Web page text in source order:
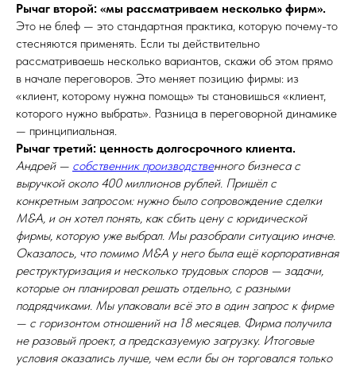
Рычаг второй: «мы рассматриваем несколько фирм».
Это не блеф — это стандартная практика, которую почему-то
стесняются применять. Если ты действительно
рассматриваешь несколько вариантов, скажи об этом прямо
в начале переговоров. Это меняет позицию фирмы: из
«клиент, которому нужна помощь» ты становишься «клиент,
которого нужно выбрать». Разница в переговорной динамике
— принципиальная.
Рычаг третий: ценность долгосрочного клиента.
Андрей — собственник производственного бизнеса с
выручкой около 400 миллионов рублей. Пришёл с
конкретным запросом: нужно было сопровождение сделки
M&A, и он хотел понять, как сбить цену с юридической
фирмы, которую уже выбрал. Мы разобрали ситуацию иначе.
Оказалось, что помимо M&A у него была ещё корпоративная
реструктуризация и несколько трудовых споров — задачи,
которые он планировал решать отдельно, с разными
подрядчиками. Мы упаковали всё это в один запрос к фирме
— с горизонтом отношений на 18 месяцев. Фирма получила
не разовый проект, а предсказуемую загрузку. Итоговые
условия оказались лучше, чем если бы он торговался только